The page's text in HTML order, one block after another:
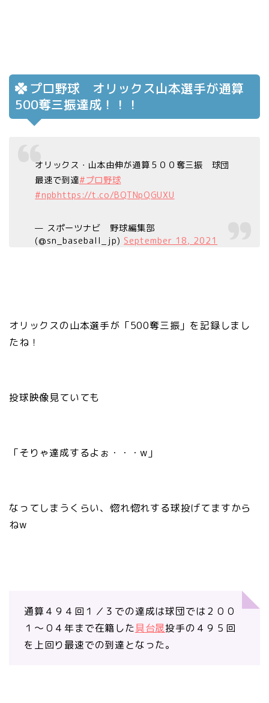
プロ野球 オリックス山本選手が通算
500奪三振達成！！！
オリックス・山本由伸が通算５００奪三振 球団
最速で到達#プロ野球
#npbhttps://t.co/BQTNpQGUXU
— スポーツナビ 野球編集部
(@sn_baseball_jp) September 18, 2021
オリックスの山本選手が「500奪三振」を記録しまし
たね！
投球映像見ていても
「そりゃ達成するよぉ・・・w」
なってしまうくらい、惚れ惚れする球投げてますから
ねw
通算４９４回１／３での達成は球団では２００
１～０４年まで在籍した具台晟投手の４９５回
を上回り最速での到達となった。